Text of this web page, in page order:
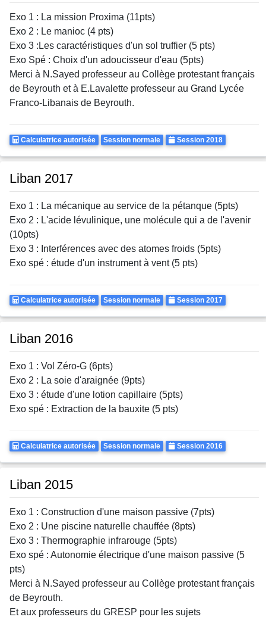
Exo 1 : La mission Proxima (11pts)
Exo 2 : Le manioc (4 pts)
Exo 3 :Les caractéristiques d'un sol truffier (5 pts)
Exo Spé : Choix d'un adoucisseur d'eau (5pts)
Merci à N.Sayed professeur au Collège protestant français
de Beyrouth et à E.Lavalette professeur au Grand Lycée
Franco-Libanais de Beyrouth.
Calculatrice
Calculatrice autorisée Rattrapages
Session normale Annee
Session 2018
Liban 2017
Exo 1 : La mécanique au service de la pétanque (5pts)
Exo 2 : L'acide lévulinique, une molécule qui a de l'avenir
(10pts)
Exo 3 : Interférences avec des atomes froids (5pts)
Exo spé : étude d'un instrument à vent (5 pts)
Calculatrice
Calculatrice autorisée Rattrapages
Session normale Annee
Session 2017
Liban 2016
Exo 1 : Vol Zéro-G (6pts)
Exo 2 : La soie d'araignée (9pts)
Exo 3 : étude d'une lotion capillaire (5pts)
Exo spé : Extraction de la bauxite (5 pts)
Calculatrice
Calculatrice autorisée Rattrapages
Session normale Annee
Session 2016
Liban 2015
Exo 1 : Construction d'une maison passive (7pts)
Exo 2 : Une piscine naturelle chauffée (8pts)
Exo 3 : Thermographie infrarouge (5pts)
Exo spé : Autonomie électrique d'une maison passive (5
pts)
Merci à N.Sayed professeur au Collège protestant français
de Beyrouth.
Et aux professeurs du GRESP pour les sujets